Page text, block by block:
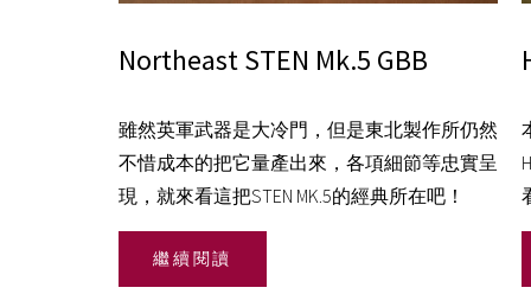
Northeast STEN Mk.5 GBB
雖然英軍武器是大冷門，但是東北製作所仍然
不惜成本的把它量產出來，各項細節等忠實呈
現，就來看這把STEN MK.5的經典所在吧！
繼續閱讀